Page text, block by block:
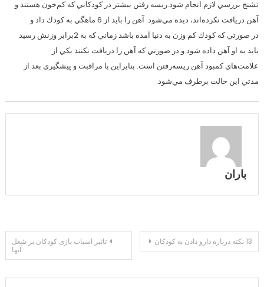
تشنج بررسي لازم انجام شود.ريسه رفتن بيشتر در كودكاني كه كم‌خون هستند و
آهن دريافت نكرده‌اند، ديده مي‌شود. آهن را بايد از 6 ماهگي به كودك داد و
در صورتي كه كودك كم وزن به دنيا آمده باشد زماني كه به 2برابر وزنش رسيد
بايد به او آهن داده شود و در صورتي كه آهن را دريافت نكنند يكي از
علامت‌هاي كمبود آهن ريسه‌رفتن است. بنابراين با مراقبت و پيشگيري بعد از
مدتي اين حالت برطرف مي‌شود.
باران
راهبری
تاثیر اسباب بازی کودکان بر شغل
آنها
13 نکته درباره دارو دادن به کودکان